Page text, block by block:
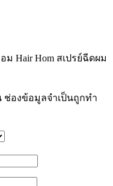
Hair Hom สเปรย์ฉีดผม
ช่องข้อมูลจำเป็นถูกทำ